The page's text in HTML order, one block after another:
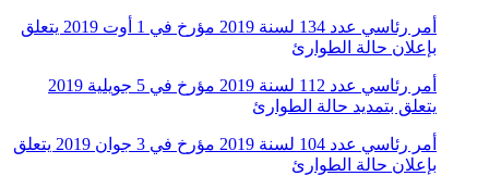
أمر رئاسي عدد 134 لسنة 2019 مؤرخ في 1 أوت 2019 يتعلق
بإعلان حالة الطوارئ
أمر رئاسي عدد 112 لسنة 2019 مؤرخ في 5 جويلية 2019
يتعلق بتمديد حالة الطوارئ
أمر رئاسي عدد 104 لسنة 2019 مؤرخ في 3 جوان 2019 يتعلق
بإعلان حالة الطوارئ